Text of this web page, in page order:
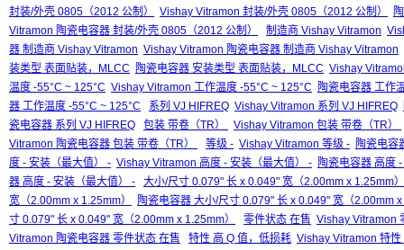
封装/外壳 0805（2012 公制） Vishay Vitramon 封装/外壳 0805（2012 公制）
Vitramon 陶瓷电容器 封装/外壳 0805（2012 公制）
制造商 Vishay Vitramon
器 制造商 Vishay Vitramon Vishay Vitramon 陶瓷电容器 制造商 Vishay Vitramon
装类型 表面贴装，MLCC
陶瓷电容器 安装类型 表面贴装，MLCC Vishay
温度 -55°C ~ 125°C Vishay Vitramon 工作温度 -55°C ~ 125°C
陶瓷电容器 工作
器 工作温度 -55°C ~ 125°C
系列 VJ HIFREQ Vishay Vitramon 系列 VJ HIFREQ
瓷电容器 系列 VJ HIFREQ
包装 带卷（TR）
Vishay Vitramon 包装 带卷（TR）
Vitramon 陶瓷电容器 包装 带卷（TR）
等级 - Vishay Vitramon 等级 - 陶瓷电容
度 - 安装（最大值） - Vishay Vitramon 高度 - 安装（最大值） - 陶瓷电容器 高度
器 高度 - 安装（最大值） -
大小/尺寸 0.079" 长 x 0.049" 宽（2.00mm x 1.25mm）
宽（2.00mm x 1.25mm）
陶瓷电容器 大小/尺寸 0.079" 长 x 0.049" 宽（2.00mm
寸 0.079" 长 x 0.049" 宽（2.00mm x 1.25mm）
零件状态 在售 Vishay Vitramon
Vitramon 陶瓷电容器 零件状态 在售
特性 高 Q 值，低损耗 Vishay Vitramon 特性